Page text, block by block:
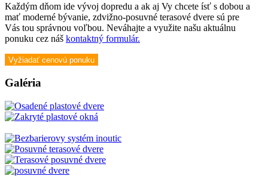
Každým dňom ide vývoj dopredu a ak aj Vy chcete ísť s dobou a
mať moderné bývanie, zdvižno-posuvné terasové dvere sú pre
Vás tou správnou voľbou. Neváhajte a využite našu aktuálnu
ponuku cez náš kontaktný formulár.
Vyžiadať cenovú ponuku
Galéria